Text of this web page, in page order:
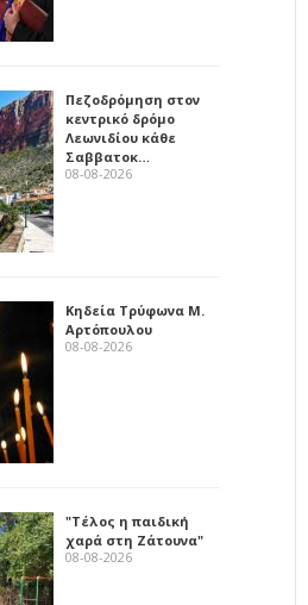
Πεζοδρόμηση στον
κεντρικό δρόμο
Λεωνιδίου κάθε
Σαββατοκ…
08-08-2026
Κηδεία Τρύφωνα Μ.
Αρτόπουλου
08-08-2026
"Τέλος η παιδική
χαρά στη Ζάτουνα"
08-08-2026